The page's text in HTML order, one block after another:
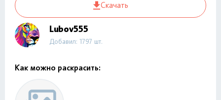
Скачать
Lubov555
Добавил: 1797 шт.
Как можно раскрасить: